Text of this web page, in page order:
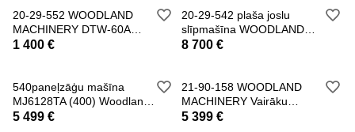
20-29-552 WOODLAND
MACHINERY DTW-60A
suku slīpēšanas mašīna
1 400 €
20-29-542 plaša joslu
slīpmašīna WOODLAND
MACHINERY (jauna)
8 700 €
540paneļzāģu mašīna
MJ6128TA (400) Woodland
Machinery
5 499 €
21-90-158 WOODLAND
MACHINERY Vairāku
vārpstu urbjmašīna
5 399 €